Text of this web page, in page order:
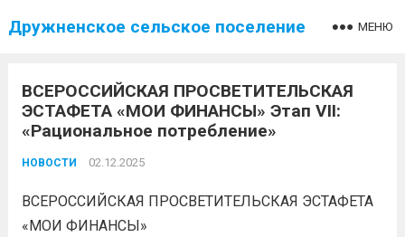
Дружненское сельское поселение МЕНЮ
ВСЕРОССИЙСКАЯ ПРОСВЕТИТЕЛЬСКАЯ
ЭСТАФЕТА «МОИ ФИНАНСЫ» Этап VII:
«Рациональное потребление»
НОВОСТИ 02.12.2025
ВСЕРОССИЙСКАЯ ПРОСВЕТИТЕЛЬСКАЯ ЭСТАФЕТА
«МОИ ФИНАНСЫ»